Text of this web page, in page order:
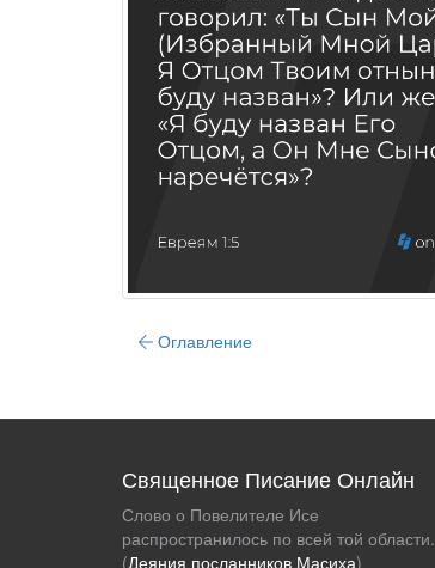
Оглавление
Священное Писание Онлайн
Слово о Повелителе Исе
распространилось по всей той области.
(Деяния посланников Масиха)